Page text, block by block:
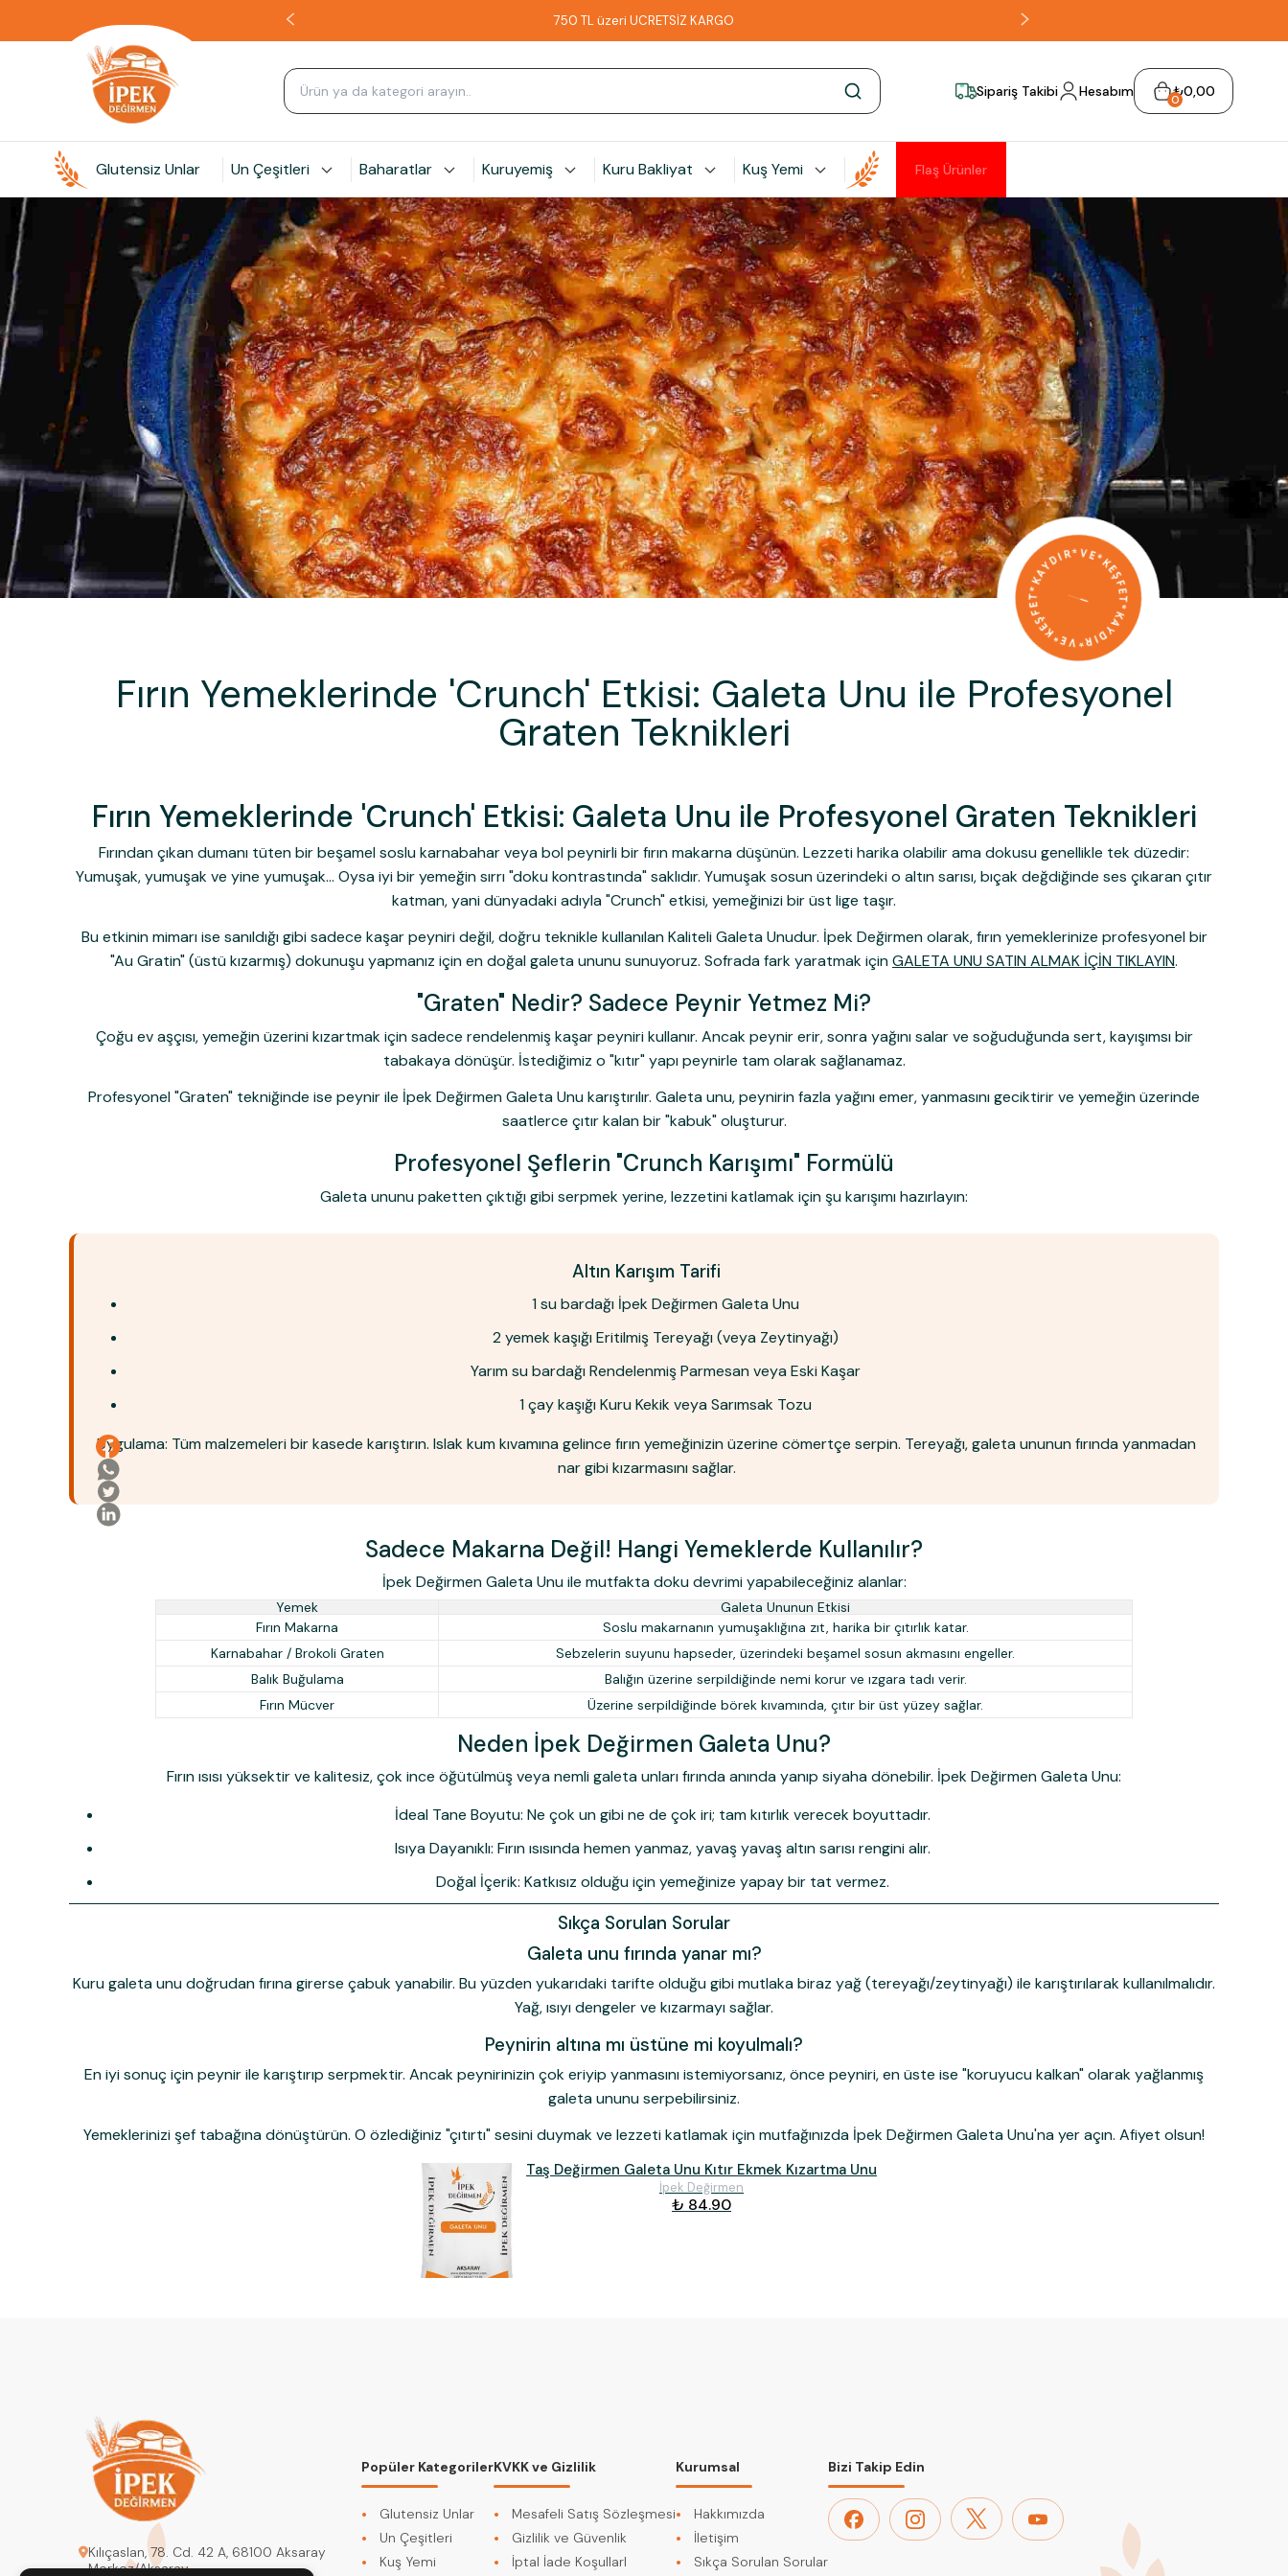
750 TL üzeri ÜCRETSİZ KARGO
Sipariş Takibi Hesabım 0₺0,00
Glutensiz Unlar Un Çeşitleri Baharatlar Kuruyemiş Kuru Bakliyat Kuş Yemi Flaş Ürünler
Fırın Yemeklerinde 'Crunch' Etkisi: Galeta Unu ile Profesyonel
Graten Teknikleri
Fırın Yemeklerinde 'Crunch' Etkisi: Galeta Unu ile Profesyonel Graten Teknikleri
Fırından çıkan dumanı tüten bir beşamel soslu karnabahar veya bol peynirli bir fırın makarna düşünün. Lezzeti harika olabilir ama dokusu genellikle tek düzedir:
Yumuşak, yumuşak ve yine yumuşak... Oysa iyi bir yemeğin sırrı "doku kontrastında" saklıdır. Yumuşak sosun üzerindeki o altın sarısı, bıçak değdiğinde ses çıkaran çıtır
katman, yani dünyadaki adıyla"Crunch"etkisi, yemeğinizi bir üst lige taşır.
Bu etkinin mimarı ise sanıldığı gibi sadece kaşar peyniri değil, doğru teknikle kullanılanKaliteli Galeta Unudur. İpek Değirmen olarak, fırın yemeklerinize profesyonel bir
"Au Gratin" (üstü kızarmış) dokunuşu yapmanız için en doğal galeta ununu sunuyoruz. Sofrada fark yaratmak içinGALETA UNU SATIN ALMAK İÇİN TIKLAYIN.
"Graten" Nedir? Sadece Peynir Yetmez Mi?
Çoğu ev aşçısı, yemeğin üzerini kızartmak için sadece rendelenmiş kaşar peyniri kullanır. Ancak peynir erir, sonra yağını salar ve soğuduğunda sert, kayışımsı bir
tabakaya dönüşür. İstediğimiz o "kıtır" yapı peynirle tam olarak sağlanamaz.
Profesyonel "Graten" tekniğinde ise peynir ile İpek Değirmen Galeta Unukarıştırılır. Galeta unu, peynirin fazla yağını emer, yanmasını geciktirir ve yemeğin üzerinde
saatlerce çıtır kalan bir "kabuk" oluşturur.
Profesyonel Şeflerin "Crunch Karışımı" Formülü
Galeta ununu paketten çıktığı gibi serpmek yerine, lezzetini katlamak için şu karışımı hazırlayın:
Altın Karışım Tarifi
1 su bardağı İpek Değirmen Galeta Unu
2 yemek kaşığı Eritilmiş Tereyağı (veya Zeytinyağı)
Yarım su bardağı Rendelenmiş Parmesan veya Eski Kaşar
1 çay kaşığı Kuru Kekik veya Sarımsak Tozu
Uygulama: Tüm malzemeleri bir kasede karıştırın. Islak kum kıvamına gelince fırın yemeğinizin üzerine cömertçe serpin. Tereyağı, galeta ununun fırında yanmadan
nar gibi kızarmasını sağlar.
Sadece Makarna Değil! Hangi Yemeklerde Kullanılır?
İpek Değirmen Galeta Unu ile mutfakta doku devrimi yapabileceğiniz alanlar:
Yemek
Galeta Ununun Etkisi
Fırın Makarna
Soslu makarnanın yumuşaklığına zıt, harika bir çıtırlık katar.
Karnabahar / Brokoli Graten
Sebzelerin suyunu hapseder, üzerindeki beşamel sosun akmasını engeller.
Balık Buğulama
Balığın üzerine serpildiğinde nemi korur ve ızgara tadı verir.
Fırın Mücver
Üzerine serpildiğinde börek kıvamında, çıtır bir üst yüzey sağlar.
Neden İpek Değirmen Galeta Unu?
Fırın ısısı yüksektir ve kalitesiz, çok ince öğütülmüş veya nemli galeta unları fırında anında yanıp siyaha dönebilir. İpek Değirmen Galeta Unu:
İdeal Tane Boyutu: Ne çok un gibi ne de çok iri; tam kıtırlık verecek boyuttadır.
Isıya Dayanıklı: Fırın ısısında hemen yanmaz, yavaş yavaş altın sarısı rengini alır.
Doğal İçerik: Katkısız olduğu için yemeğinize yapay bir tat vermez.
Sıkça Sorulan Sorular
Galeta unu fırında yanar mı?
Kuru galeta unu doğrudan fırına girerse çabuk yanabilir. Bu yüzden yukarıdaki tarifte olduğu gibi mutlaka biraz yağ (tereyağı/zeytinyağı) ile karıştırılarakkullanılmalıdır.
Yağ, ısıyı dengeler ve kızarmayı sağlar.
Peynirin altına mı üstüne mi koyulmalı?
En iyi sonuç için peynir ile karıştırıp serpmektir. Ancak peynirinizin çok eriyip yanmasını istemiyorsanız, önce peyniri, en üste ise "koruyucu kalkan" olarak yağlanmış
galeta ununu serpebilirsiniz.
Yemeklerinizi şef tabağına dönüştürün. O özlediğiniz "çıtırtı" sesini duymak ve lezzeti katlamak için mutfağınızda İpek Değirmen Galeta Unu'na yer açın. Afiyet olsun!
Taş Değirmen Galeta Unu Kıtır Ekmek Kızartma Unu
İpek Değirmen
₺ 84.90
Kılıçaslan, 78. Cd. 42 A, 68100 Aksaray
Merkez/Aksaray
Popüler Kategoriler
Glutensiz Unlar
Un Çeşitleri
Kuş Yemi
KVKK ve Gizlilik
Mesafeli Satış Sözleşmesi
Gizlilik ve Güvenlik
İptal İade KoşullarI
Kurumsal
Hakkımızda
İletişim
Sıkça Sorulan Sorular
Bizi Takip Edin